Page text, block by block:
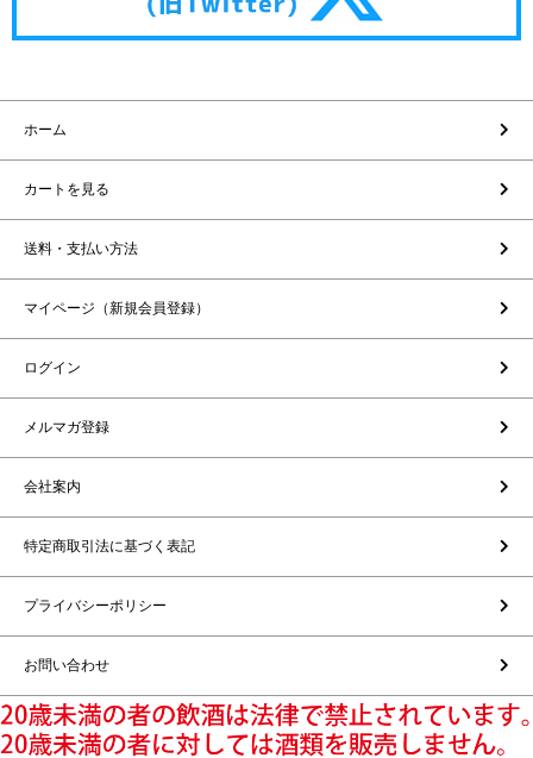
ホーム
カートを見る
送料・支払い方法
マイページ（新規会員登録）
ログイン
メルマガ登録
会社案内
特定商取引法に基づく表記
プライバシーポリシー
お問い合わせ